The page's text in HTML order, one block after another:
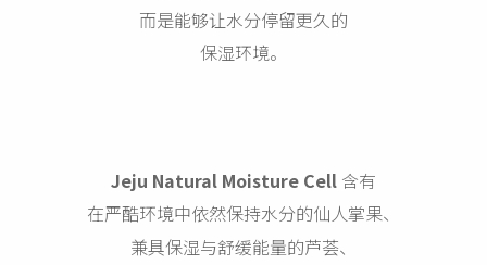
而是能够让水分停留更久的
保湿环境。
Jeju Natural Moisture Cell 含有
在严酷环境中依然保持水分的仙人掌果、
兼具保湿与舒缓能量的芦荟、